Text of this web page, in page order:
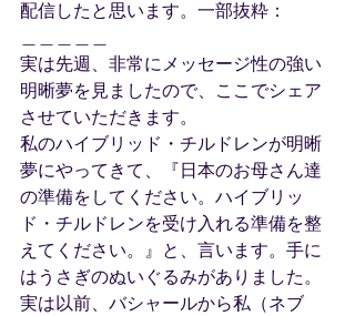
配信したと思います。一部抜粋：
実は先週、非常にメッセージ性の強い
明晰夢を見ましたので、ここでシェア
させていただきます。
私のハイブリッド・チルドレンが明晰
夢にやってきて、『日本のお母さん達
の準備をしてください。ハイブリッ
ド・チルドレンを受け入れる準備を整
えてください。』と、言います。手に
はうさぎのぬいぐるみがありました。
実は以前、バシャールから私（ネブ